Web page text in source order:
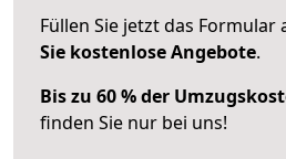
Füllen Sie jetzt das Formular
Sie kostenlose Angebote.
Bis zu 60 % der
finden Sie nur bei uns!